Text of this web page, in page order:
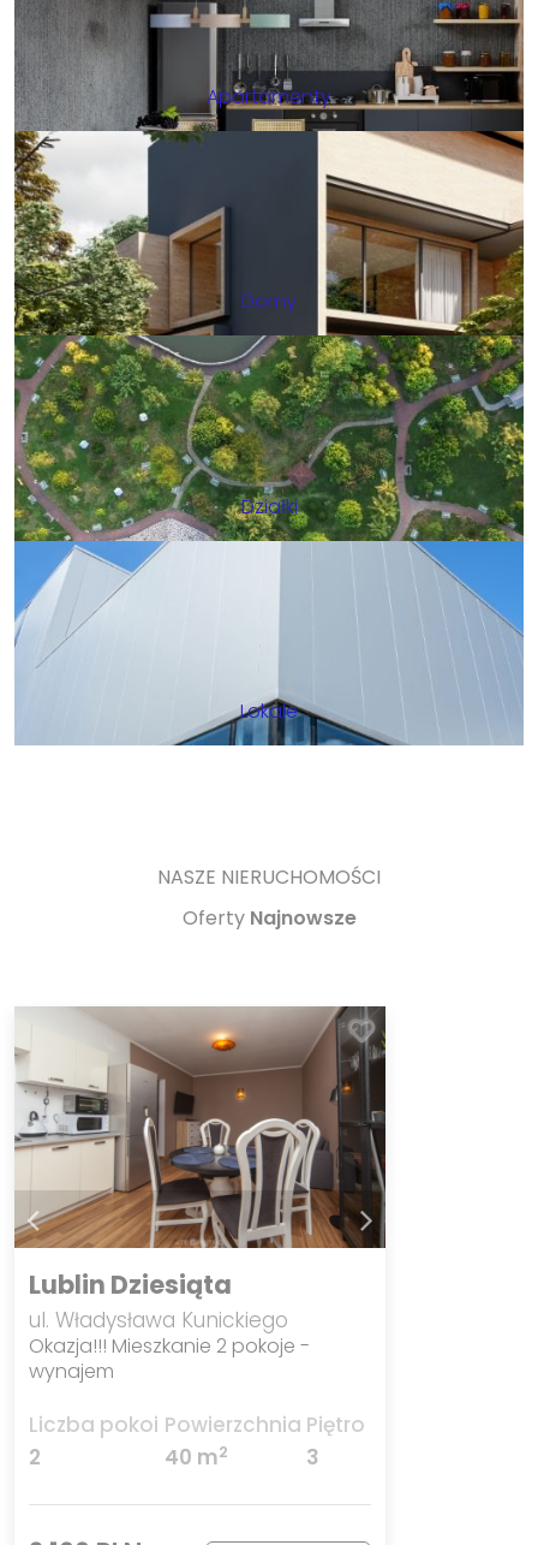
Apartamenty
Domy
Działki
Lokale
NASZE NIERUCHOMOŚCI
Oferty Najnowsze
Lublin Dziesiąta
ul. Władysława Kunickiego
Okazja!!! Mieszkanie 2 pokoje -
wynajem
Liczba pokoi
2
Powierzchnia
40 m2
Piętro
3